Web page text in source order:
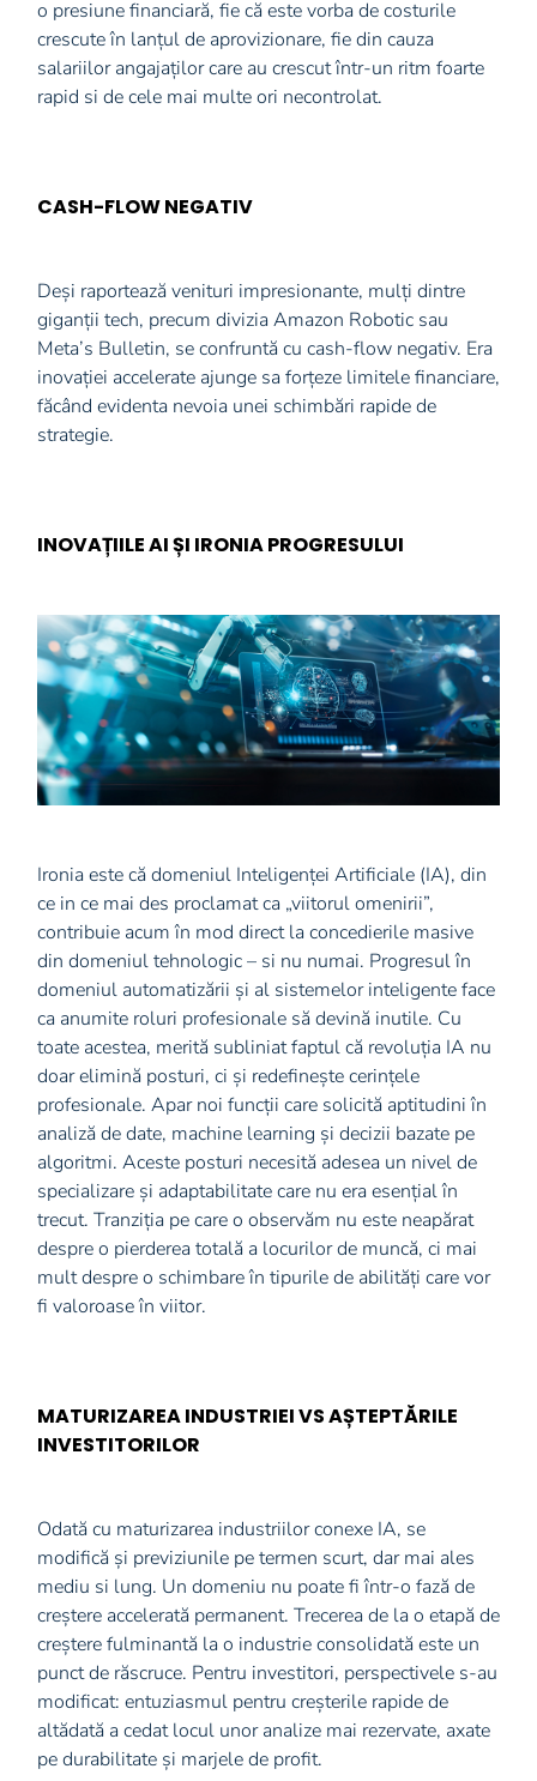
o presiune financiară, fie că este vorba de costurile
crescute în lanțul de aprovizionare, fie din cauza
salariilor angajaților care au crescut într-un ritm foarte
rapid si de cele mai multe ori necontrolat.
CASH-FLOW NEGATIV
Deși raportează venituri impresionante, mulți dintre
giganții tech, precum divizia Amazon Robotic sau
Meta’s Bulletin, se confruntă cu cash-flow negativ. Era
inovației accelerate ajunge sa forțeze limitele financiare,
făcând evidenta nevoia unei schimbări rapide de
strategie.
INOVAȚIILE AI ȘI IRONIA PROGRESULUI
Ironia este că domeniul Inteligenței Artificiale (IA), din
ce in ce mai des proclamat ca „viitorul omenirii”,
contribuie acum în mod direct la concedierile masive
din domeniul tehnologic – si nu numai. Progresul în
domeniul automatizării și al sistemelor inteligente face
ca anumite roluri profesionale să devină inutile. Cu
toate acestea, merită subliniat faptul că revoluția IA nu
doar elimină posturi, ci și redefinește cerințele
profesionale. Apar noi funcții care solicită aptitudini în
analiză de date, machine learning și decizii bazate pe
algoritmi. Aceste posturi necesită adesea un nivel de
specializare și adaptabilitate care nu era esențial în
trecut. Tranziția pe care o observăm nu este neapărat
despre o pierderea totală a locurilor de muncă, ci mai
mult despre o schimbare în tipurile de abilități care vor
fi valoroase în viitor.
MATURIZAREA INDUSTRIEI VS AȘTEPTĂRILE
INVESTITORILOR
Odată cu maturizarea industriilor conexe IA, se
modifică și previziunile pe termen scurt, dar mai ales
mediu si lung. Un domeniu nu poate fi într-o fază de
creștere accelerată permanent. Trecerea de la o etapă de
creștere fulminantă la o industrie consolidată este un
punct de răscruce. Pentru investitori, perspectivele s-au
modificat: entuziasmul pentru creșterile rapide de
altădată a cedat locul unor analize mai rezervate, axate
pe durabilitate și marjele de profit.